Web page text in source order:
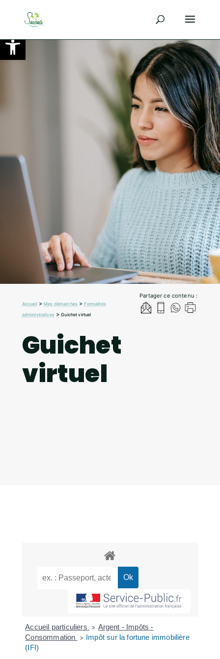
Ouvrir la barre d’outils
Partager ce contenu :
Accueil>Mes démarches >Formalités
administratives>Guichet virtuel
Guichet
virtuel
Accueil particuliers > Argent - Impôts -
Consommation
> Impôt sur la fortune immobilière
(IFI)